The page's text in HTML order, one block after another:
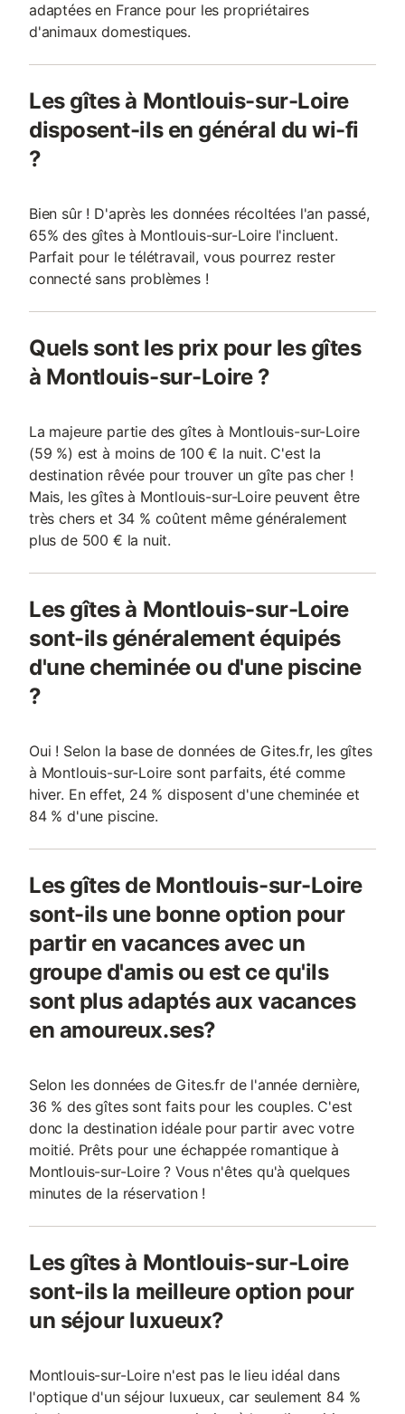
adaptées en France pour les propriétaires
d'animaux domestiques.
Les gîtes à Montlouis-sur-Loire
disposent-ils en général du wi-fi
?
Bien sûr ! D'après les données récoltées l'an passé,
65% des gîtes à Montlouis-sur-Loire l'incluent.
Parfait pour le télétravail, vous pourrez rester
connecté sans problèmes !
Quels sont les prix pour les gîtes
à Montlouis-sur-Loire ?
La majeure partie des gîtes à Montlouis-sur-Loire
(59 %) est à moins de 100 € la nuit. C'est la
destination rêvée pour trouver un gîte pas cher !
Mais, les gîtes à Montlouis-sur-Loire peuvent être
très chers et 34 % coûtent même généralement
plus de 500 € la nuit.
Les gîtes à Montlouis-sur-Loire
sont-ils généralement équipés
d'une cheminée ou d'une piscine
?
Oui ! Selon la base de données de Gites.fr, les gîtes
à Montlouis-sur-Loire sont parfaits, été comme
hiver. En effet, 24 % disposent d'une cheminée et
84 % d'une piscine.
Les gîtes de Montlouis-sur-Loire
sont-ils une bonne option pour
partir en vacances avec un
groupe d'amis ou est ce qu'ils
sont plus adaptés aux vacances
en amoureux.ses?
Selon les données de Gites.fr de l'année dernière,
36 % des gîtes sont faits pour les couples. C'est
donc la destination idéale pour partir avec votre
moitié. Prêts pour une échappée romantique à
Montlouis-sur-Loire ? Vous n'êtes qu'à quelques
minutes de la réservation !
Les gîtes à Montlouis-sur-Loire
sont-ils la meilleure option pour
un séjour luxueux?
Montlouis-sur-Loire n'est pas le lieu idéal dans
l'optique d'un séjour luxueux, car seulement 84 %